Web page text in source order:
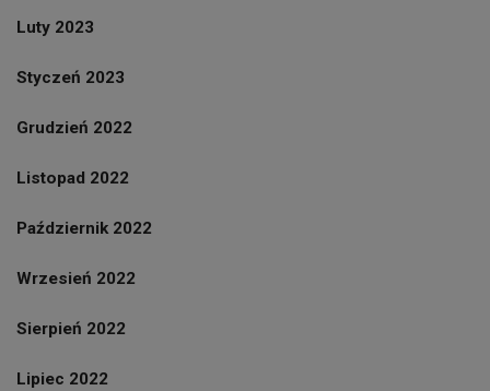
Luty 2023
Styczeń 2023
Grudzień 2022
Listopad 2022
Październik 2022
Wrzesień 2022
Sierpień 2022
Lipiec 2022